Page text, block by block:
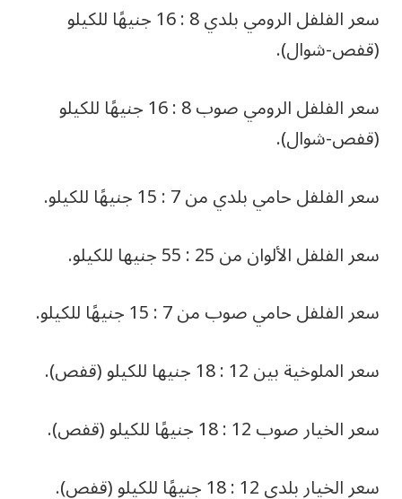
سعر الفلفل الرومي بلدي 8 : 16 جنيهًا للكيلو
(قفص-شوال).
سعر الفلفل الرومي صوب 8 : 16 جنيهًا للكيلو
(قفص-شوال).
سعر الفلفل حامي بلدي من 7 : 15 جنيهًا للكيلو.
سعر الفلفل الألوان من 25 : 55 جنيها للكيلو.
سعر الفلفل حامي صوب من 7 : 15 جنيهًا للكيلو.
سعر الملوخية بين 12 : 18 جنيها للكيلو (قفص).
سعر الخيار صوب 12 : 18 جنيهًا للكيلو (قفص).
سعر الخيار بلدي 12 : 18 جنيهًا للكيلو (قفص).